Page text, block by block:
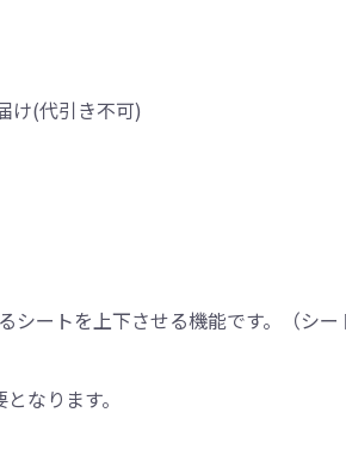
け(代引き不可)
ートを上下させる機能です。（シ
なります。